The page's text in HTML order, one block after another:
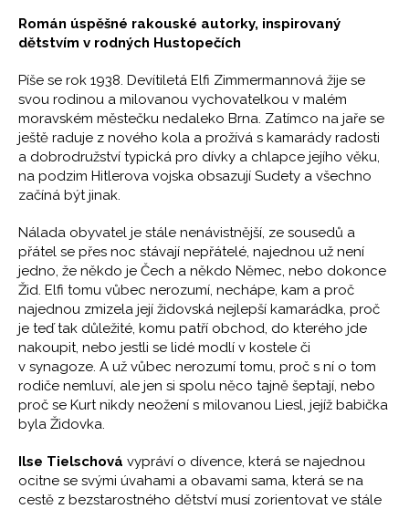
Román úspěšné rakouské autorky, inspirovaný
dětstvím v rodných Hustopečích
Píše se rok 1938. Devítiletá Elfi Zimmermannová žije se
svou rodinou a milovanou vychovatelkou v malém
moravském městečku nedaleko Brna. Zatímco na jaře se
ještě raduje z nového kola a prožívá s kamarády radosti
a dobrodružství typická pro dívky a chlapce jejího věku,
na podzim Hitlerova vojska obsazují Sudety a všechno
začíná být jinak.
Nálada obyvatel je stále nenávistnější, ze sousedů a
přátel se přes noc stávají nepřátelé, najednou už není
jedno, že někdo je Čech a někdo Němec, nebo dokonce
Žid. Elfi tomu vůbec nerozumí, nechápe, kam a proč
najednou zmizela její židovská nejlepší kamarádka, proč
je teď tak důležité, komu patří obchod, do kterého jde
nakoupit, nebo jestli se lidé modlí v kostele či
v synagoze. A už vůbec nerozumí tomu, proč s ní o tom
rodiče nemluví, ale jen si spolu něco tajně šeptají, nebo
proč se Kurt nikdy neožení s milovanou Liesl, jejíž babička
byla Židovka.
Ilse Tielschová vypráví o dívence, která se najednou
ocitne se svými úvahami a obavami sama, která se na
cestě z bezstarostného dětství musí zorientovat ve stále